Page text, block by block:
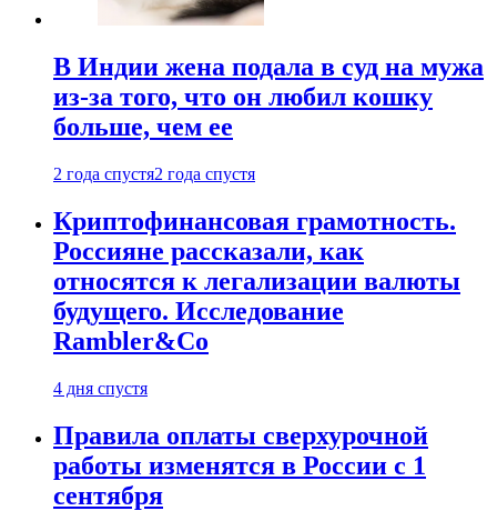
В Индии жена подала в суд на мужа
из-за того, что он любил кошку
больше, чем ее
2 года спустя2 года спустя
Криптофинансовая грамотность.
Россияне рассказали, как
относятся к легализации валюты
будущего. Исследование
Rambler&Co
4 дня спустя
Правила оплаты сверхурочной
работы изменятся в России с 1
сентября